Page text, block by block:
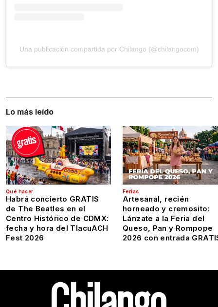
Una publicación compartida por Chilango (@chilangocom)
Lo más leído
Qué hacer
Habrá concierto GRATIS
de The Beatles en el
Centro Histórico de CDMX:
fecha y hora del TlacuACH
Fest 2026
Ferias
Artesanal, recién
horneado y cremosito:
Lánzate a la Feria del
Queso, Pan y Rompope
2026 con entrada